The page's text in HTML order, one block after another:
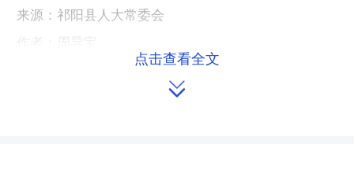
来源：祁阳县人大常委会
作者：周异宝
点击查看全文
